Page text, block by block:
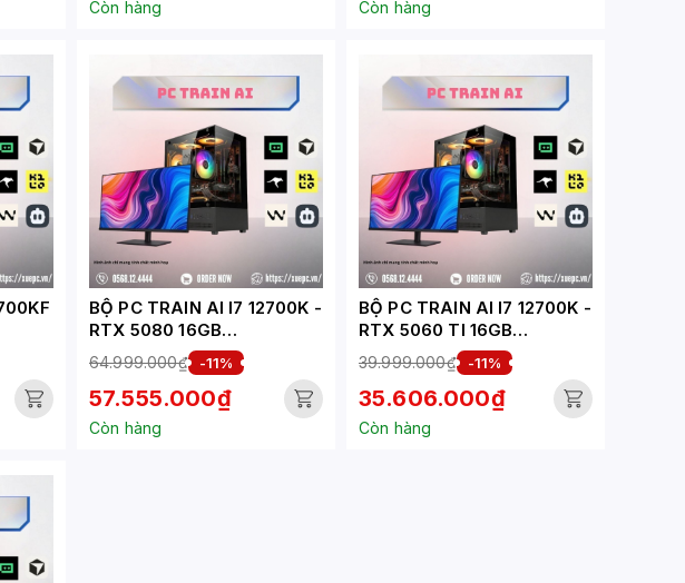
Còn hàng Còn hàng
BỘ PC TRAIN AI I7 12700K -
RTX 5080 16GB
(XUEPC068-TA)
64.999.000₫ -11%
57.555.000₫
Còn hàng
BỘ PC TRAIN AI I7 12700K -
RTX 5060 TI 16GB
(XUEPC065-TA)
39.999.000₫ -11%
35.606.000₫
Còn hàng